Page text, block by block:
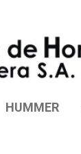
HUMMER